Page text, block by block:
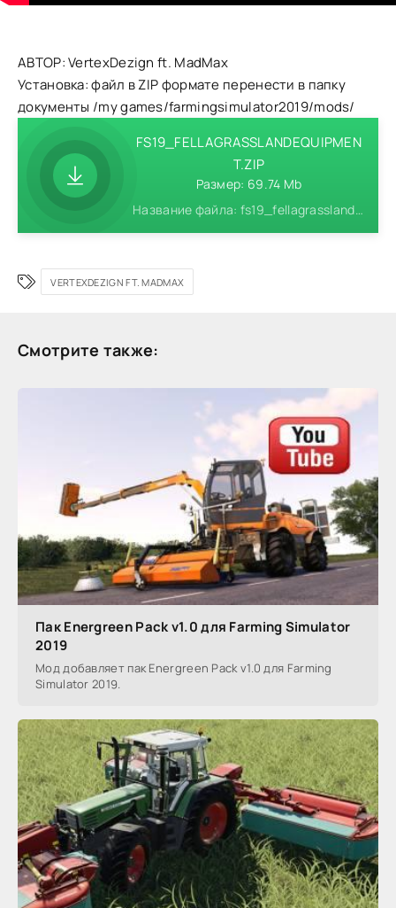
АВТОР: VertexDezign ft. MadMax
Установка: файл в ZIP формате перенести в папку
документы /my games/farmingsimulator2019/mods/
FS19_FELLAGRASSLANDEQUIPMEN
T.ZIP
Размер: 69.74 Mb
Название файла: fs19_fellagrasslandequipment.zip
VERTEXDEZIGN FT. MADMAX
Смотрите также:
Пак Energreen Pack v1.0 для Farming Simulator
2019
Мод добавляет пак Energreen Pack v1.0 для Farming
Simulator 2019.